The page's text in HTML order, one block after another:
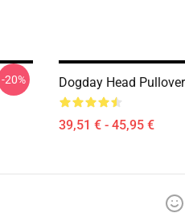
-20% Dogday Head
39,51 € - 45,95 €